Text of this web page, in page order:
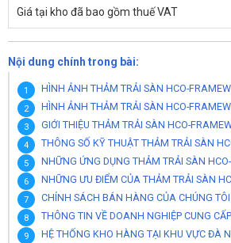
Giá tại kho đã bao gồm thuế VAT
Nội dung chính trong bài:
HÌNH ẢNH THẢM TRẢI SÀN HCO-
HÌNH ẢNH THẢM TRẢI SÀN HCO-
GIỚI THIỆU THẢM TRẢI SÀN HCO-
THÔNG SỐ KỸ THUẬT THẢM TRẢI SÀN
NHỮNG ỨNG DỤNG THẢM TRẢI SÀN
NHỮNG ƯU ĐIỂM CỦA THẢM TRẢI SÀN
CHÍNH SÁCH BÁN HÀNG CỦA CHÚNG TÔI
THÔNG TIN VỀ DOANH NGHIỆP CUNG CẤP
HỆ THỐNG KHO HÀNG TẠI KHU VỰC ĐÀ